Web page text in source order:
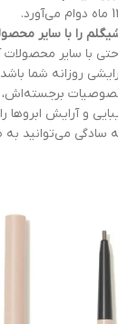
را با سایر
با سایر
روزانه شما
برجسته‌اش،
و آرایش ابروها
سادگی می‌توانید